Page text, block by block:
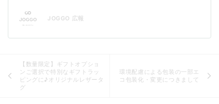
JOGGO 広報
【数量限定】ギフトオプショ
ンご選択で特別なギフトラッ
ピングに♪オリジナルレザータ
グ
環境配慮による包装の一部エ
コ包装化・変更につきまして